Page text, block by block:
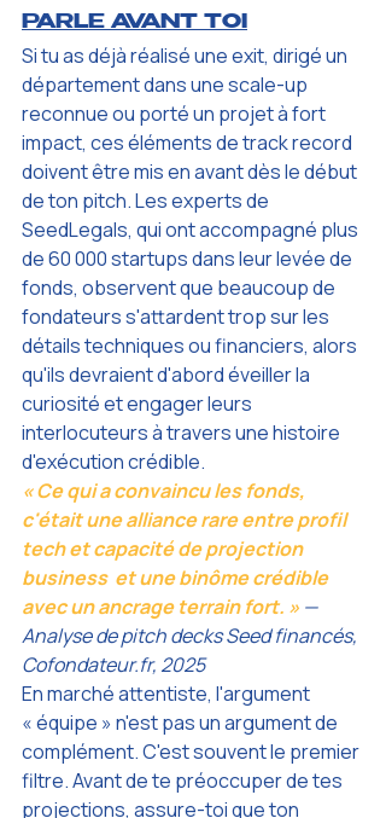
PARLE AVANT TOI
Si tu as déjà réalisé une exit, dirigé un
département dans une scale-up
reconnue ou porté un projet à fort
impact, ces éléments de track record
doivent être mis en avant dès le début
de ton pitch. Les experts de
SeedLegals, qui ont accompagné plus
de 60 000 startups dans leur levée de
fonds, observent que beaucoup de
fondateurs s'attardent trop sur les
détails techniques ou financiers, alors
qu'ils devraient d'abord éveiller la
curiosité et engager leurs
interlocuteurs à travers une histoire
d'exécution crédible.
« Ce qui a convaincu les fonds,
c'était une alliance rare entre profil
tech et capacité de projection
business  et une binôme crédible
avec un ancrage terrain fort. » —
Analyse de pitch decks Seed financés,
Cofondateur.fr, 2025
En marché attentiste, l'argument
« équipe » n'est pas un argument de
complément. C'est souvent le premier
filtre. Avant de te préoccuper de tes
projections, assure-toi que ton